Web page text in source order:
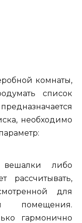
комнаты,
список
необходимо
вешалки либо
рассчитывать,
для
помещения.
гармонично